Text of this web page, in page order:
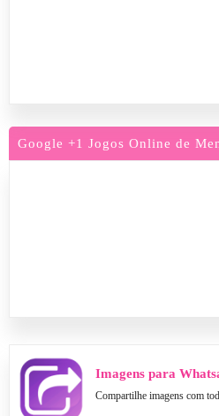
Google +1 Jogos Online de
Imagens para
Compartilhe imagens com